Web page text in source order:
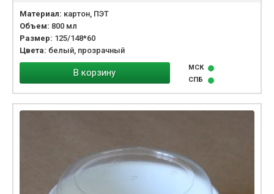
Материал: картон, ПЭТ
Объем: 800 мл
Размер: 125/148*60
Цвета: белый, прозрачный
В корзину
МСК
СПБ